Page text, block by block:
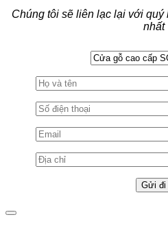
Chúng tôi sẽ liên lạc lại với
nhất